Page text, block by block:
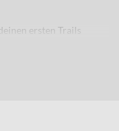
ersten Trails
MTB Hardtail